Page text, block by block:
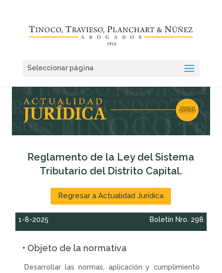
Seleccionar página
Reglamento de la Ley del Sistema
Tributario del Distrito Capital.
Regresar a Actualidad Jurídica
1-8-2025 Boletín Nro. 298
• Objeto de la normativa
Desarrollar las normas, aplicación y cumplimiento